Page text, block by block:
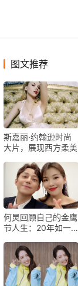
图文推荐
斯嘉丽·约翰逊时尚
大片，展现西方柔美
何炅回顾自己的金鹰
节人生：20年如一
都在！